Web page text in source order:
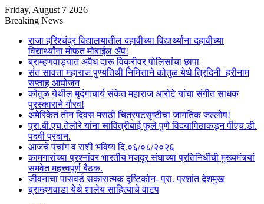
Friday, August 7 2026
Breaking News
राजा हरिश्चंद्र विद्यालयातील दहावीच्या विद्यार्थ्यांना दहावीच्या
विद्यार्थ्यांना मोफत मोबाईल ॲप!
ब्राम्हणवाड्यात अवैध दारू विक्रीवर पोलिसांचा छापा
संत सावता महाराज पुण्यतिथी निमित्ताने कोतुळ येथे त्रिदिनी हरीनाम
सप्ताह आयोजन
कोतुळ येथील मृदंगाचार्य संकेत महाराज आरोटे यांचा संगीत साधक
पुरस्काराने गौरव!
अमेरिकेत तीन दिवस मराठी चित्रपटसृष्टीचा जागतिक जल्लोष!
प्रा.बी.एच.तेलोरे यांना सावित्रीबाई फुले पुणे विदयापिठाकडून पीएच.डी.
पदवी प्रदान.
आजचे पंचांग व राशी भविष्य दि.०६/०८/२०२६
कामगारांच्या प्रश्नांवर भारतीय मजदूर संघाच्या प्रतिनिधींची मुख्यमंत्र्यां
समवेत महत्त्वपूर्ण बैठक.
जीवनाचा पासवर्ड सकारात्मक दृष्टिकोन- प्रा. प्रशांत देशमुख
ब्राम्हणवाडा येथे शालेय साहित्याचे वाटप